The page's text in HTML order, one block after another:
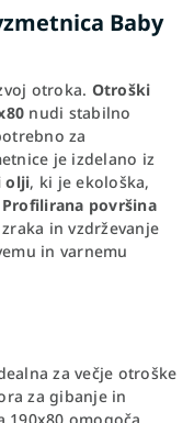
Baby
otroka. Otroški
nudi stabilno
za
je izdelano iz
olji, ki je ekološka,
Profilirana površina
in vzdrževanje
in varnemu
za večje otroške
za gibanje in
190x80 omogoča